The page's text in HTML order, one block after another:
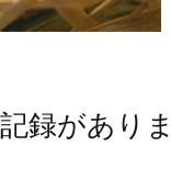
録があり